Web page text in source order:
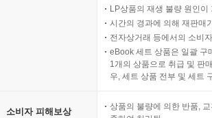
LP상품의 재생 불량 원인
시간의 경과에 의해 재판매
전자상거래 등에서의 소비
eBook 세트 상품은 일괄 구
1개의 상품으로 취급 및 판
우, 세트 상품 전부 및 세트
소비자 피해보상
상품의 불량에 의한 반품,